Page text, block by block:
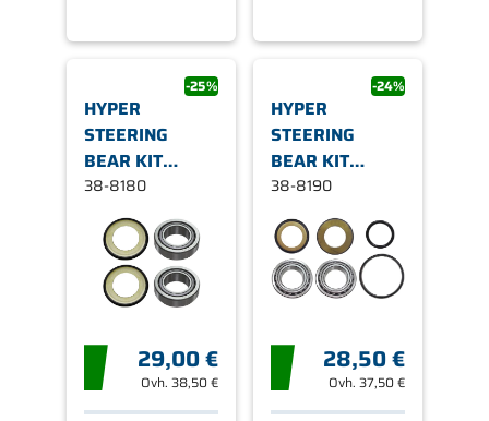
-25%
HYPER
STEERING
BEAR KIT
26X47X15 2PCS
38-8180
29,00 €
Ovh. 38,50 €
-24%
HYPER
STEERING
BEAR KIT
29X50X15 2PCS
38-8190
28,50 €
Ovh.37,50 €